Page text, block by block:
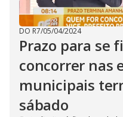
DO R7/05/04/2024
Prazo para se
concorrer nas
municipais
sábado